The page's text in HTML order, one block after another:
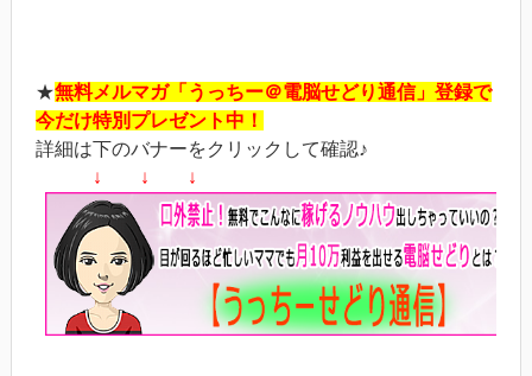
★無料メルマガ「うっちー＠電脳せどり通信」登録で
今だけ特別プレゼント中！
詳細は下のバナーをクリックして確認♪
↓ ↓ ↓